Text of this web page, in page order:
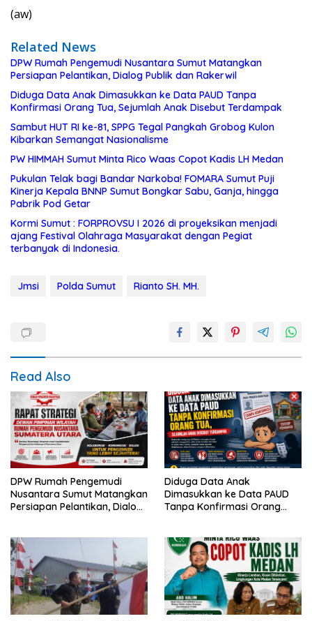
(aw)
Related News
DPW Rumah Pengemudi Nusantara Sumut Matangkan
Persiapan Pelantikan, Dialog Publik dan Rakerwil
Diduga Data Anak Dimasukkan ke Data PAUD Tanpa
Konfirmasi Orang Tua, Sejumlah Anak Disebut Terdampak
Sambut HUT RI ke-81, SPPG Tegal Pangkah Grobog Kulon
Kibarkan Semangat Nasionalisme
PW HIMMAH Sumut Minta Rico Waas Copot Kadis LH Medan
Pukulan Telak bagi Bandar Narkoba! FOMARA Sumut Puji
Kinerja Kepala BNNP Sumut Bongkar Sabu, Ganja, hingga
Pabrik Pod Getar
Kormi Sumut : FORPROVSU I 2026 di proyeksikan menjadi
ajang Festival Olahraga Masyarakat dengan Pegiat
terbanyak di Indonesia.
Jmsi Polda Sumut Rianto SH. MH.
Read Also
DPW Rumah Pengemudi
Nusantara Sumut Matangkan
Persiapan Pelantikan, Dialog
Diduga Data Anak
Dimasukkan ke Data PAUD
Tanpa Konfirmasi Orang